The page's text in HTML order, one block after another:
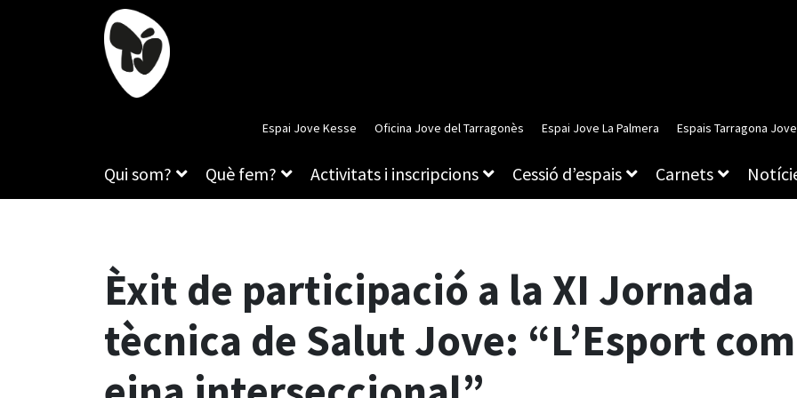
Espai Jove Kesse Oficina Jove del Tarragonès Espai Jove La Palmera Espais Tarragona Jove
Qui som? Què fem? Activitats i inscripcions Cessió d’espais Carnets
Èxit de participació a la XI Jornada
tècnica de Salut Jove: “L’Esport